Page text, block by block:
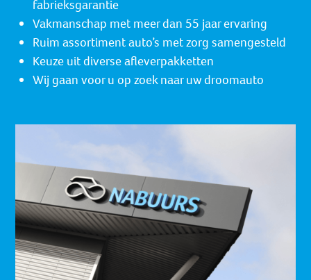
fabrieksgarantie
Vakmanschap met meer dan 55 jaar ervaring
Ruim assortiment auto’s met zorg samengesteld
Keuze uit diverse afleverpakketten
Wij gaan voor u op zoek naar uw droomauto